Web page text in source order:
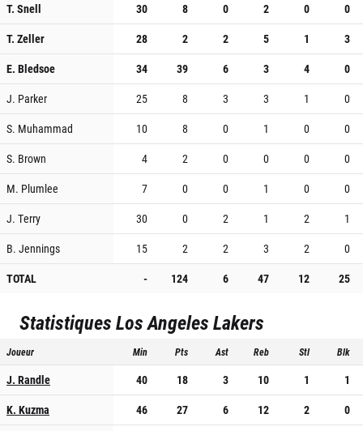
T. Snell
30 8 0 2 0
0
T. Zeller
28 2 2 5 1
3
E. Bledsoe
34 39 6 3 4
0
J. Parker
25 8 3 3 1
0
S. Muhammad
10 8 0 1 0
0
S. Brown
4 2 0 0 0
0
M. Plumlee
7 0 0 1 0
0
J. Terry
30 0 2 1 2
1
B. Jennings
15 2 2 3 2
0
TOTAL
- 124 6 47 12 25
StatistiquesLos Angeles Lakers
Joueur Min Pts Ast Reb Stl Blk
J. Randle 40 18 3 10 1
1
K. Kuzma
46 27 6 12 2
0